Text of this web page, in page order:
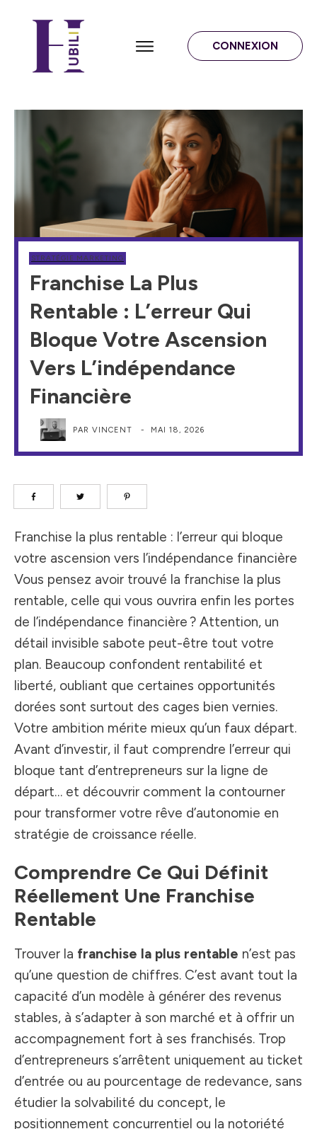
CONNEXION
STRATÉGIE MARKETING
Franchise La Plus
Rentable : L’erreur Qui
Bloque Votre Ascension
Vers L’indépendance
Financière
PARVINCENT - MAI 18, 2026
Franchise la plus rentable : l’erreur qui bloque
votre ascension vers l’indépendance financière
Vous pensez avoir trouvé la franchise la plus
rentable, celle qui vous ouvrira enfin les portes
de l’indépendance financière ? Attention, un
détail invisible sabote peut-être tout votre
plan. Beaucoup confondent rentabilité et
liberté, oubliant que certaines opportunités
dorées sont surtout des cages bien vernies.
Votre ambition mérite mieux qu’un faux départ.
Avant d’investir, il faut comprendre l’erreur qui
bloque tant d’entrepreneurs sur la ligne de
départ… et découvrir comment la contourner
pour transformer votre rêve d’autonomie en
stratégie de croissance réelle.
Comprendre Ce Qui Définit
Réellement Une Franchise
Rentable
Trouver la franchise la plus rentable n’est pas
qu’une question de chiffres. C’est avant tout la
capacité d’un modèle à générer des revenus
stables, à s’adapter à son marché et à offrir un
accompagnement fort à ses franchisés. Trop
d’entrepreneurs s’arrêtent uniquement au ticket
d’entrée ou au pourcentage de redevance, sans
étudier la solvabilité du concept, le
positionnement concurrentiel ou la notoriété